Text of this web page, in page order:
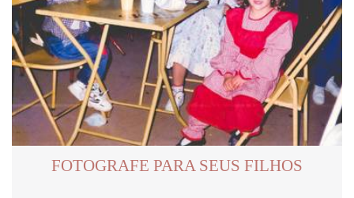
FOTOGRAFE PARA SEUS FILHOS